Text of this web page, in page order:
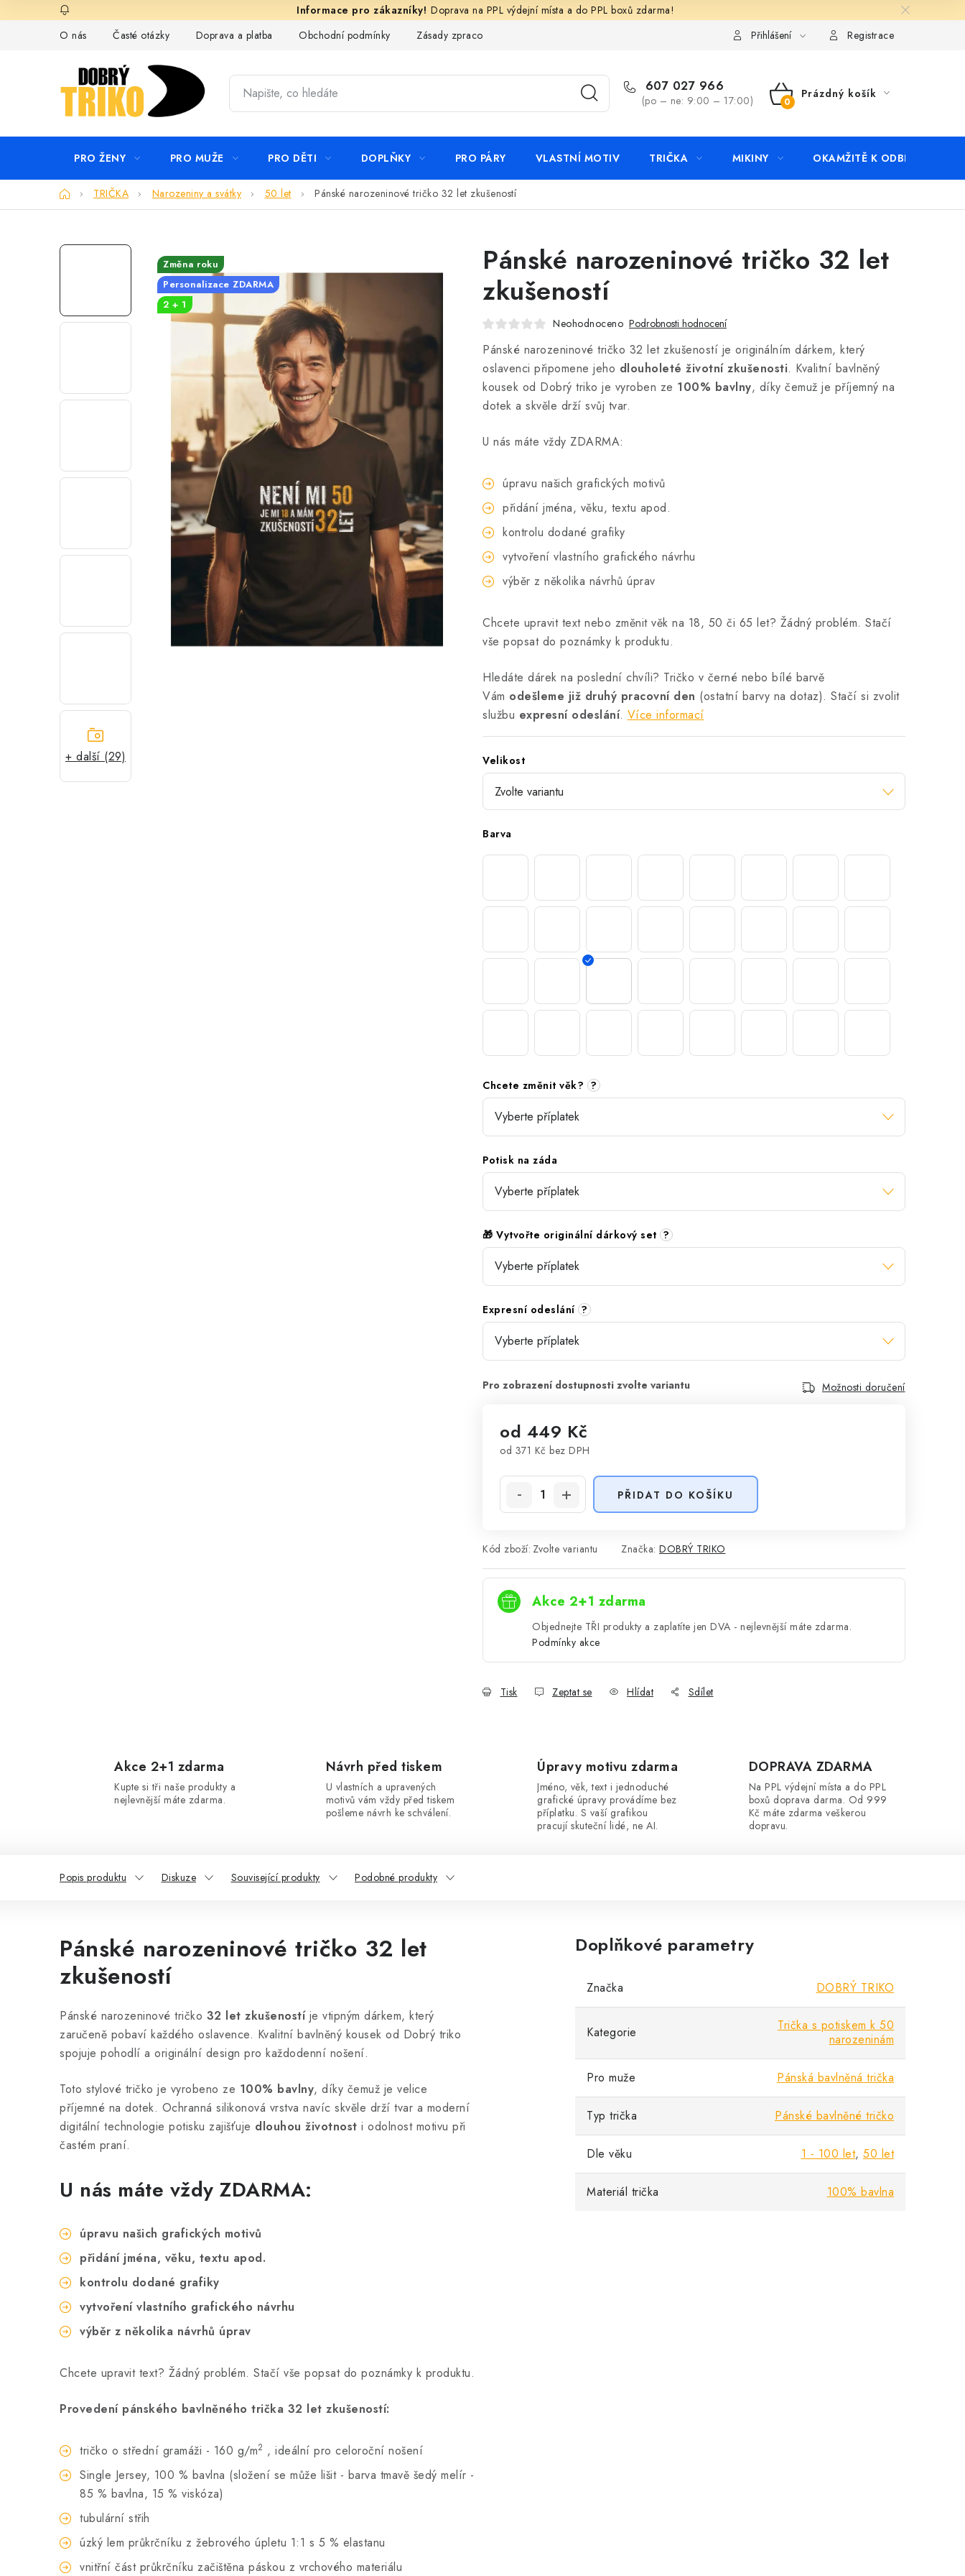
na
Doprava na PPL výdejní místa a do PPL boxů zdarma!
O nás
Časté otázky Doprava a platba Obchodní podmínky Zásady zpracování ochrany osobních údajů KontaktyPřihlášení Registrace
607 027 966
(po – ne: 9:00 – 17:00)
NÁKUPNÍ
Prázdný košík
PRO ŽENY PRO MUŽE PRO DĚTI DOPLŇKY PRO PÁRY VLASTNÍ MOTIV TRIČKA MIKINY OKAMŽITĚ K ODBĚRU
DomůTRIČKA Narozeniny a svátky 50 let Pánské narozeninové tričko 32 let zkušeností
+ další (29)
Pánské narozeninové tričko 32 let
zkušeností
Neohodnoceno Podrobnosti hodnocení
Pánské narozeninové tričko 32 let zkušeností je originálním dárkem, který
oslavenci připomene jeho dlouholeté životní zkušenosti. Kvalitní bavlněný
kousek od Dobrý triko je vyroben ze 100% bavlny, díky čemuž je příjemný na
dotek a skvěle drží svůj tvar.
U nás máte vždy ZDARMA:
úpravu našich grafických motivů
přidání jména, věku, textu apod.
kontrolu dodané grafiky
vytvoření vlastního grafického návrhu
výběr z několika návrhů úprav
Chcete upravit text nebo změnit věk na 18, 50 či 65 let? Žádný problém. Stačí
vše popsat do poznámky k produktu.
Hledáte dárek na poslední chvíli? Tričko v černé nebo bílé barvě
Vám odešleme již druhý pracovní den (ostatní barvy na dotaz). Stačí si zvolit
službu expresní odeslání. Více informací
Velikost
Barva
Chcete změnit věk? ?
Potisk na záda
🎁 Vytvořte originální dárkový set ?
Expresní odeslání ?
Možnosti doručení
od 449 Kč
od 371 Kč bez DPH
PŘIDAT DO KOŠÍKU
Kód zboží: Zvolte variantu Značka: DOBRÝ TRIKO
Akce 2+1 zdarma
Objednejte TŘI produkty a zaplatíte jen DVA - nejlevnější máte zdarma.
Podmínky akce
Tisk Zeptat se Hlídat Sdílet
Změna roku
Personalizace ZDARMA
2 + 1
Akce 2+1 zdarma
Kupte si tři naše produkty a
nejlevnější máte zdarma.
Návrh před tiskem
U vlastních a upravených
motivů vám vždy před tiskem
pošleme návrh ke schválení.
Úpravy motivu zdarma
Jméno, věk, text i jednoduché
grafické úpravy provádíme bez
příplatku. S vaší grafikou
pracují skuteční lidé, ne AI.
DOPRAVA ZDARMA
Na PPL výdejní místa a do PPL
boxů doprava darma. Od 999
Kč máte zdarma veškerou
dopravu.
Popis produktu Diskuze Související produkty Podobné produkty
Pánské narozeninové tričko 32 let
zkušeností
Pánské narozeninové tričko 32 let zkušeností je vtipným dárkem, který
zaručeně pobaví každého oslavence. Kvalitní bavlněný kousek od Dobrý triko
spojuje pohodlí a originální design pro každodenní nošení.
Toto stylové tričko je vyrobeno ze 100% bavlny, díky čemuž je velice
příjemné na dotek. Ochranná silikonová vrstva navíc skvěle drží tvar a moderní
digitální technologie potisku zajišťuje dlouhou životnost i odolnost motivu při
častém praní.
U nás máte vždy ZDARMA:
úpravu našich grafických motivů
přidání jména, věku, textu apod.
kontrolu dodané grafiky
vytvoření vlastního grafického návrhu
výběr z několika návrhů úprav
Chcete upravit text? Žádný problém. Stačí vše popsat do poznámky k produktu.
Provedení pánského bavlněného trička 32 let zkušeností:
tričko o střední gramáži - 160 g/m2 , ideální pro celoroční nošení
Single Jersey, 100 % bavlna (složení se může lišit - barva tmavě šedý melír -
85 % bavlna, 15 % viskóza)
tubulární střih
úzký lem průkrčníku z žebrového úpletu 1:1 s 5 % elastanu
vnitřní část průkrčníku začištěna páskou z vrchového materiálu
Doplňkové parametry
Značka DOBRÝ TRIKO
Kategorie
Trička s potiskem k 50
narozeninám
Pro muže Pánská bavlněná trička
Typ trička Pánské bavlněné tričko
Dle věku 1 - 100 let, 50 let
Materiál trička 100% bavlna